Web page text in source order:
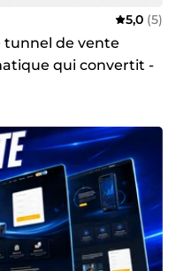
5,0 (5)
tunnel de vente
qui convertit -